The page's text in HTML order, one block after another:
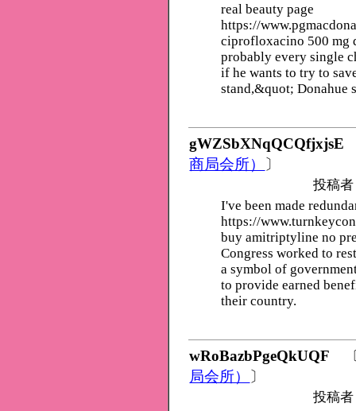
real beauty page
https://
ciprofloxacino 500 mg
probably every single
if he wants to try to
stand,&quot; Donahue
gWZSbXNqQCQfjxjsE
商局会所） 〕
投稿
I've been made
https://
buy amitriptyline no
Congress worked to
a symbol of
to provide earned
their country.
wRoBazbPgeQkUQF
局会所） 〕
投稿